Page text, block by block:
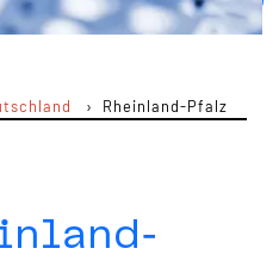
Rheinland-Pfalz